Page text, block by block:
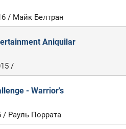
/ Майк Белтран
Aniquilar
/
- Warrior's
/ Рауль Поррата